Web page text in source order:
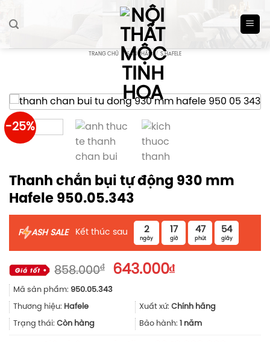
TRANG CHỦ / SẢN PHẨM / S HAFELE
-25%
Thanh chắn bụi tự động 930 mm
Hafele 950.05.343
F ASH SALE Kết thúc sau 2
ngày
17
giờ
47
phút
53
giây
858.000₫
Giá
gốc
là:
858.000₫.
643.000₫Giá
là:
643.000₫.
Mã sản phẩm: 950.05.343
Thương hiệu: Hafele Xuất xứ: Chính hãng
Trạng thái: Còn hàng Bảo hành: 1 năm